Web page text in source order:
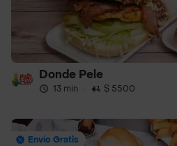
Donde Pele
13 min · $ 5500
Envío Gratis